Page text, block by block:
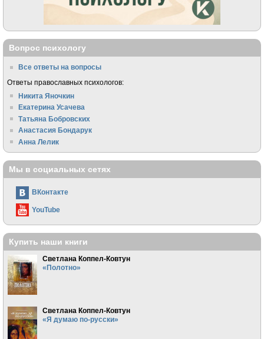
Вопрос психологу
Все ответы на вопросы
Ответы православных психологов:
Никита Яночкин
Екатерина Усачева
Татьяна Бобровских
Анастасия Бондарук
Анна Лелик
Мы в социальных сетях
ВКонтакте
YouTube
Купить наши книги
Светлана Коппел-Ковтун
«Полотно»
Светлана Коппел-Ковтун
«Я думаю по-русски»